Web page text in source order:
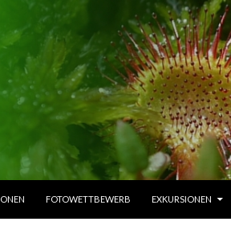
FOTOWETTBEWERB EXKURSIONEN